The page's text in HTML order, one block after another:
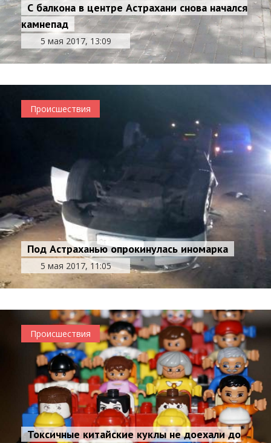
С балкона в центре Астрахани снова начался
камнепад
5 мая 2017, 13:09
Происшествия
Под Астраханью опрокинулась иномарка
5 мая 2017, 11:05
Происшествия
Токсичные китайские куклы не доехали до